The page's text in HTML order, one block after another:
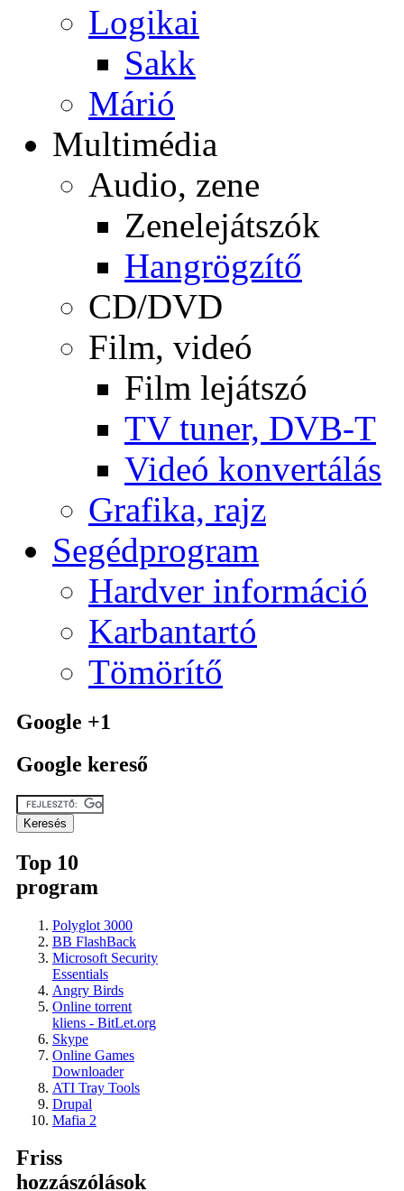
Logikai
Sakk
Márió
Multimédia
Audio, zene
Zenelejátszók
Hangrögzítő
CD/DVD
Film, videó
Film lejátszó
TV tuner, DVB-T
Videó konvertálás
Grafika, rajz
Segédprogram
Hardver információ
Karbantartó
Tömörítő
Google +1
Google kereső
Top 10
program
Polyglot 3000
BB FlashBack
Microsoft Security
Essentials
Angry Birds
Online torrent
kliens - BitLet.org
Skype
Online Games
Downloader
ATI Tray Tools
Drupal
Mafia 2
Friss
hozzászólások